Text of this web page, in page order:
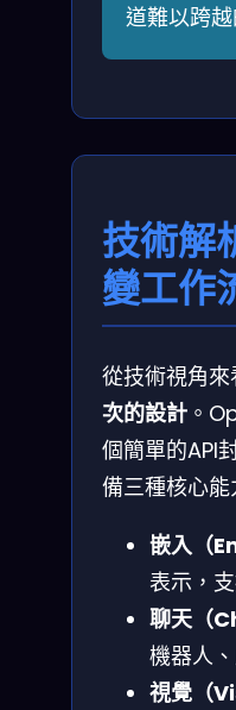
道難以跨
技術解
變工作
從技術視角
次的設計 。
個簡單的API
備三種核心能
嵌入（
表示，
聊天（
機器人
視覺（